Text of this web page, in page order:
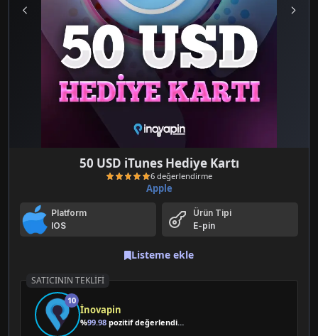
50 USD iTunes Hediye Kartı
Apple
Platform
IOS
Ürün Tipi
E-pin
Listeme ekle
SATICININ TEKLIFI
10
İnovapin
%99.98 pozitif değerlendirme